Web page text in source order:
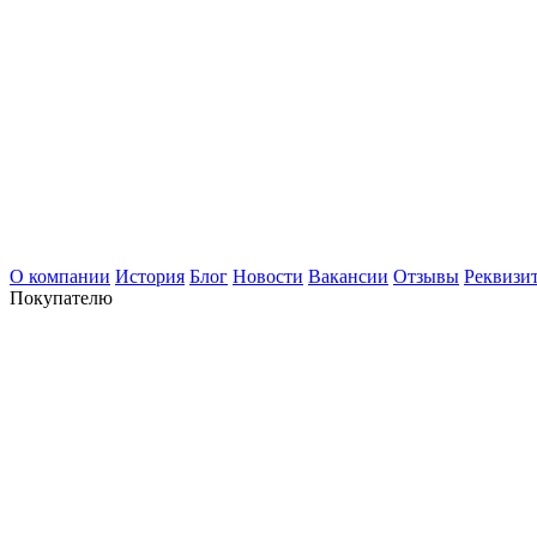
О компании История Блог Новости Вакансии Отзывы
Покупателю